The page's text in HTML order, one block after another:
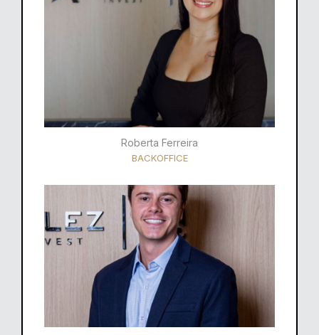
Roberta Ferreira
BACKOFFICE